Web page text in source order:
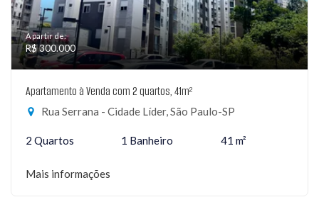
A partir de:
R$ 300.000
Apartamento à Venda com 2 quartos, 41m²
Rua Serrana - Cidade Líder, São Paulo-SP
2 Quartos 1 Banheiro 41 m²
Mais informações